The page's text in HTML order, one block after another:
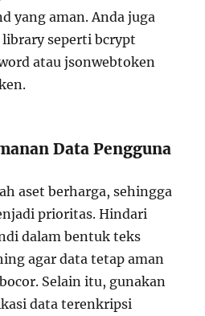
yang aman. Anda juga
seperti bcrypt
atau jsonwebtoken
Data Pengguna
aset berharga, sehingga
prioritas. Hindari
dalam bentuk teks
agar data tetap aman
Selain itu, gunakan
data terenkripsi